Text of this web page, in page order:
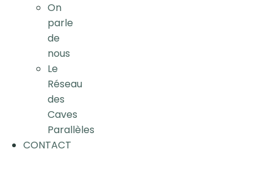
On
parle
de
nous
Le
Réseau
des
Caves
Parallèles
CONTACT